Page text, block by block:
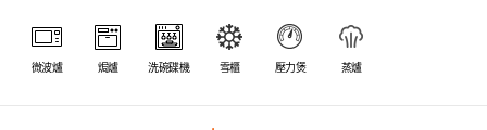
微波爐 焗爐 洗碗碟機 雪櫃 壓力煲 蒸爐